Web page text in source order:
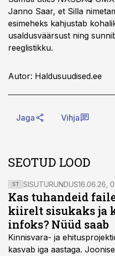
Janno Saar, et Silla
esimeheks kahjustab
usaldusväärsust ning
reeglistikku.
Autor: Haldusuudised.ee
Jaga Vihja
SEOTUD LOOD
ST SISUTURUNDUS16.06.26,
Kas tuhandeid
kiirelt sisukaks ja
infoks? Nüüd saab
Kinnisvara- ja
kasvab iga aastaga.